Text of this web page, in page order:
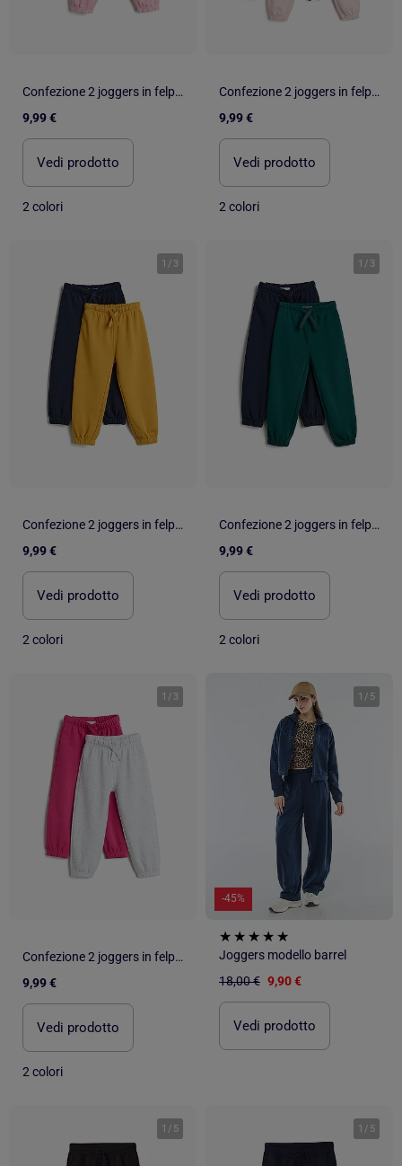
Confezione 2 joggers in felpa, MO Fashion
9,99 €
Vedi prodotto
2 colori
Confezione 2 joggers in felpa, MO Fashion
9,99 €
Vedi prodotto
2 colori
1 / 3
Confezione 2 joggers in felpa, MO Fashion
9,99 €
Vedi prodotto
2 colori
1 / 3
Confezione 2 joggers in felpa, MO Fashion
9,99 €
Vedi prodotto
2 colori
1 / 3
Confezione 2 joggers in felpa, MO Fashion
9,99 €
Vedi prodotto
2 colori
1 / 5
-45%
Joggers modello barrel
18,00 € 9,90 €
Vedi prodotto
1 / 5 1 / 5